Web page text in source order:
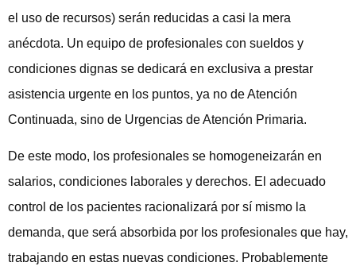
el uso de recursos) serán reducidas a casi la mera
anécdota. Un equipo de profesionales con sueldos y
condiciones dignas se dedicará en exclusiva a prestar
asistencia urgente en los puntos, ya no de Atención
Continuada, sino de Urgencias de Atención Primaria.
De este modo, los profesionales se homogeneizarán en
salarios, condiciones laborales y derechos. El adecuado
control de los pacientes racionalizará por sí mismo la
demanda, que será absorbida por los profesionales que hay,
trabajando en estas nuevas condiciones. Probablemente